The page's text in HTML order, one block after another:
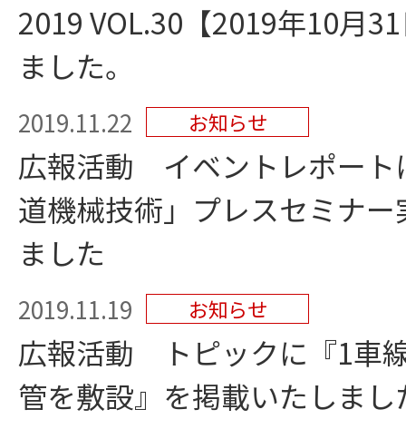
2019 VOL.30【2019年10月
ました。
2019.11.22 お知らせ
広報活動 イベントレポート
道機械技術」プレスセミナ
ました
2019.11.19 お知らせ
広報活動 トピックに『1車
管を敷設』を掲載いたしまし